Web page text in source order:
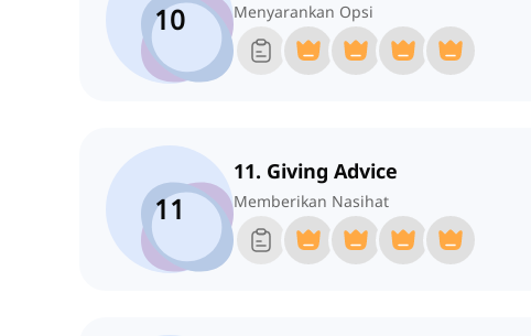
10
Menyarankan Opsi
11
11. Giving Advice
Memberikan Nasihat